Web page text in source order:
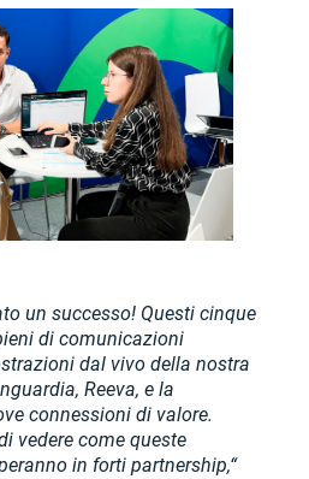
un successo! Questi cinque
di comunicazioni
dal vivo della nostra
Reeva, e la
connessioni di valore.
vedere come queste
in forti partnership,